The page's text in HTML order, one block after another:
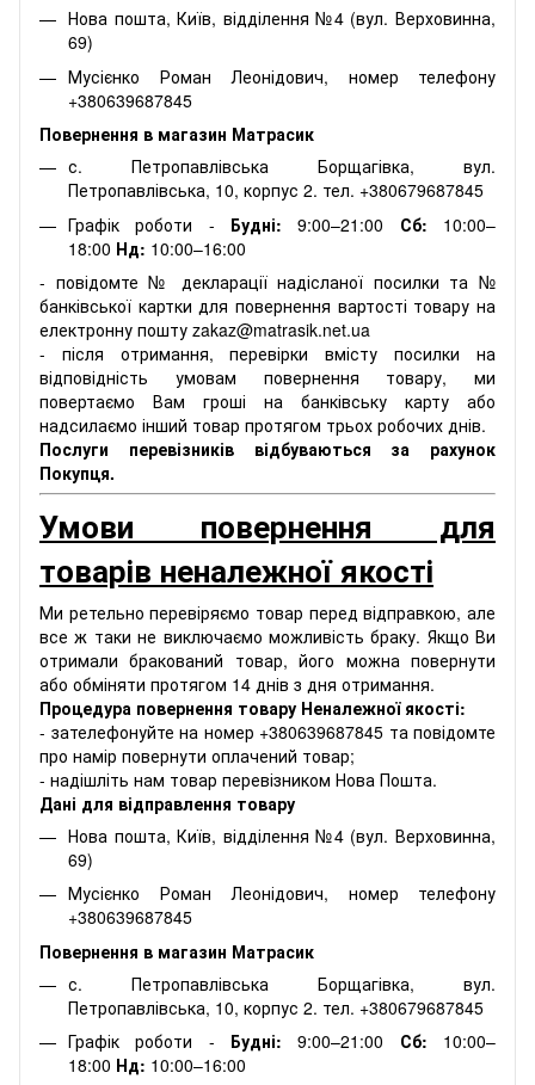
Нова пошта, Київ, відділення №4 (вул. Верховинна,
69)
Мусієнко Роман Леонідович, номер телефону
+380639687845
Повернення в магазин Матрасик
с. Петропавлівська Борщагівка, вул.
Петропавлівська, 10, корпус 2. тел. +380679687845
Графік роботи - Будні: 9:00–21:00 Сб: 10:00–
18:00 Нд: 10:00–16:00
- повідомте № декларації надісланої посилки та №
банківської картки для повернення вартості товару на
електронну пошту zakaz@matrasik.net.ua
- після отримання, перевірки вмісту посилки на
відповідність умовам повернення товару, ми
повертаємо Вам гроші на банківську карту або
надсилаємо інший товар протягом трьох робочих днів.
Послуги перевізників відбуваються за рахунок
Покупця.
Умови повернення для
товарів неналежної якості
Ми ретельно перевіряємо товар перед відправкою, але
все ж таки не виключаємо можливість браку. Якщо Ви
отримали бракований товар, його можна повернути
або обміняти протягом 14 днів з дня отримання.
Процедура повернення товару Неналежної якості:
- зателефонуйте на номер +380639687845 та повідомте
про намір повернути оплачений товар;
- надішліть нам товар перевізником Нова Пошта.
Дані для відправлення товару
Нова пошта, Київ, відділення №4 (вул. Верховинна,
69)
Мусієнко Роман Леонідович, номер телефону
+380639687845
Повернення в магазин Матрасик
с. Петропавлівська Борщагівка, вул.
Петропавлівська, 10, корпус 2. тел. +380679687845
Графік роботи - Будні: 9:00–21:00 Сб: 10:00–
18:00 Нд: 10:00–16:00